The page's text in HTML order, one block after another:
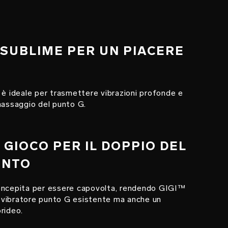
PER UN PIACERE
ideale per trasmettere vibrazioni profonde e
del punto G.
PER IL DOPPIO DEL
per essere capovolta, rendendo GIGI™
punto G esistente ma anche un